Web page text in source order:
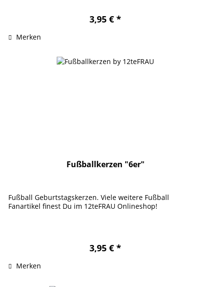
3,95 € *
Merken
Fußballkerzen "6er"
Fußball Geburtstagskerzen. Viele weitere Fußball
Fanartikel finest Du im 12teFRAU Onlineshop!
3,95 € *
Merken